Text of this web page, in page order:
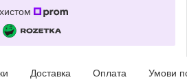
Доставка Оплата Умови